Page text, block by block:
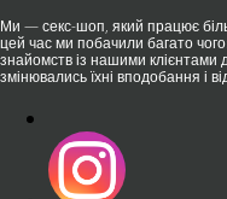
Ми — секс-шоп, який працює
цей час ми побачили багато
знайомств із нашими клієнтами
змінювались їхні вподобання і